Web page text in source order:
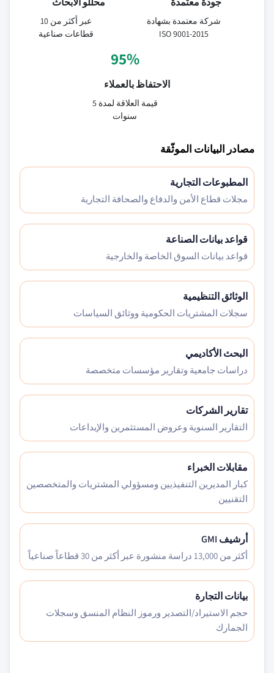
شركة معتمدة بشهادة
ISO 9001-2015
عبر أكثر من 10
قطاعات صناعية
95%
الاحتفاظ بالعملاء
قيمة العلاقة لمدة 5
سنوات
مصادر البيانات الموثّقة
المطبوعات التجارية
مجلات قطاع الأمن والدفاع والصحافة التجارية
قواعد بيانات الصناعة
قواعد بيانات السوق الخاصة والخارجية
الوثائق التنظيمية
سجلات المشتريات الحكومية ووثائق السياسات
البحث الأكاديمي
دراسات جامعية وتقارير مؤسسات متخصصة
تقارير الشركات
التقارير السنوية وعروض المستثمرين والإيداعات
مقابلات الخبراء
كبار المديرين التنفيذيين ومسؤولي المشتريات والمتخصصين
التقنيين
أرشيف GMI
أكثر من 13,000 دراسة منشورة عبر أكثر من 30 قطاعاً صناعياً
بيانات التجارة
حجم الاستيراد/التصدير ورموز النظام المنسق وسجلات
الجمارك